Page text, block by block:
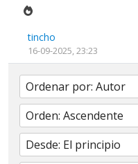
tincho
16-09-2025, 23:23